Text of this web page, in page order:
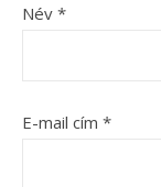
Név *
E-mail cím *